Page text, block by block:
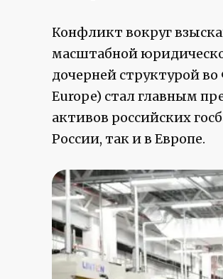
Конфликт вокруг
масштабной
дочерней структурой
Europe) стал главным
активов российских
России, так и в Европе.